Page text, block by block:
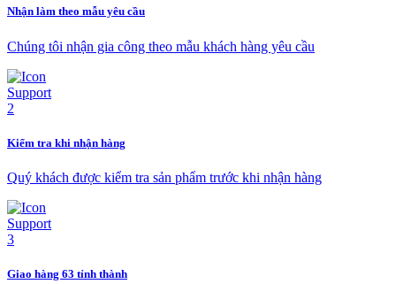
Nhận làm theo mẫu yêu cầu
Chúng tôi nhận gia công theo mẫu khách hàng yêu cầu
Kiểm tra khi nhận hàng
Quý khách được kiểm tra sản phẩm trước khi nhận hàng
Giao hàng 63 tỉnh thành